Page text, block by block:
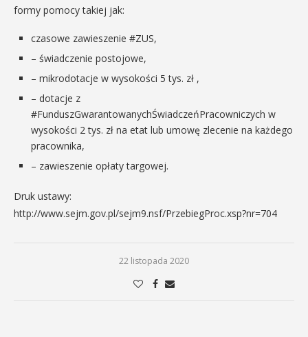
formy pomocy takiej jak:
czasowe zawieszenie #ZUS,
– świadczenie postojowe,
– mikrodotacje w wysokości 5 tys. zł ,
– dotacje z
#FunduszGwarantowanychŚwiadczeńPracowniczych w
wysokości 2 tys. zł na etat lub umowę zlecenie na każdego
pracownika,
– zawieszenie opłaty targowej.
Druk ustawy:
http://www.sejm.gov.pl/sejm9.nsf/PrzebiegProc.xsp?nr=704
22 listopada 2020